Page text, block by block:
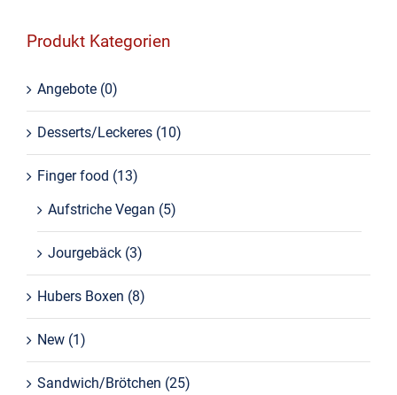
Produkt Kategorien
Angebote (0)
Desserts/Leckeres (10)
Finger food (13)
Aufstriche Vegan (5)
Jourgebäck (3)
Hubers Boxen (8)
New (1)
Sandwich/Brötchen (25)